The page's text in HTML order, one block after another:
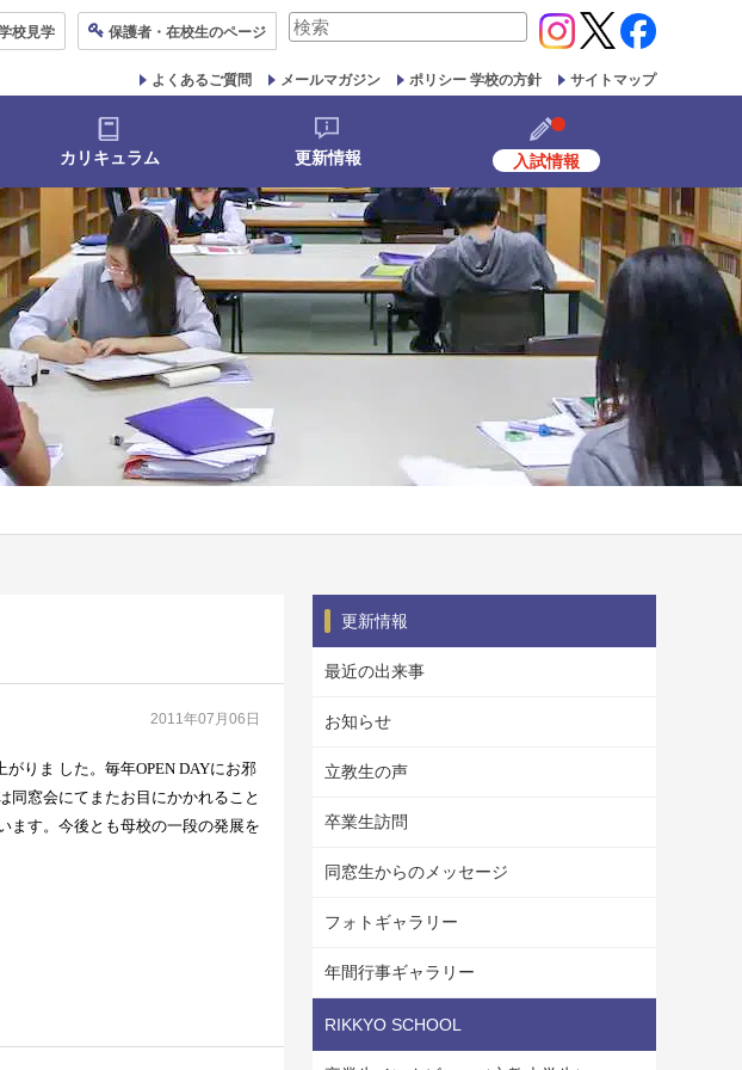
校見学 保護者 ・在校生のページ
検
対
象:
よくあるご質問 メールマガジン ポリシー 学校の方針 サイトマップ
カリキュラム 更新情報 入試情報
2011年07月06日
がりま した。毎年OPEN DAYにお邪
同窓会にてまたお目にかかれること
ます。 今後とも母校の一段の発展を
更新情報
最近の出来事
お知らせ
立教生の声
卒業生訪問
同窓生からのメッセージ
フォトギャラリー
年間行事ギャラリー
RIKKYO SCHOOL